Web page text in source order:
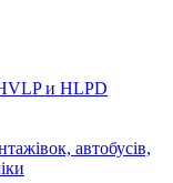
HVLP и HLPD
автобусів,